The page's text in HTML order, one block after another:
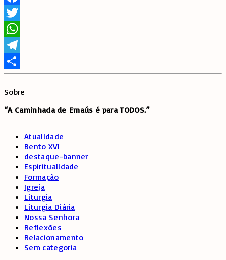
Facebook
Twitter
WhatsApp
Telegram
Share
Sobre
“A Caminhada de Emaús é para TODOS.”
Atualidade
Bento XVI
destaque-banner
Espiritualidade
Formação
Igreja
Liturgia
Liturgia Diária
Nossa Senhora
Reflexões
Relacionamento
Sem categoria